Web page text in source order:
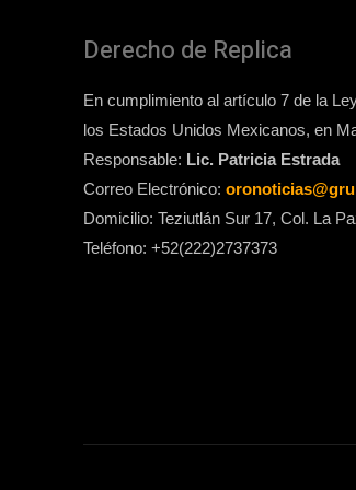
Derecho de Replica
En cumplimiento al artículo 7 de la
los Estados Unidos Mexicanos, en
Responsable: Lic. Patricia Estrada
Correo Electrónico:
Domicilio: Teziutlán Sur 17, Col. La
Teléfono: +52(222)2737373